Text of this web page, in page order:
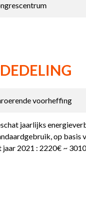
voorheffing
jaarlijks
op basis
jaar 2021 : 2220€ ~